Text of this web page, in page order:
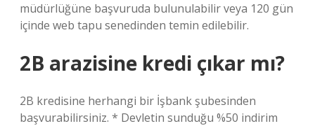
müdürlüğüne başvuruda bulunulabilir veya 120 gün
içinde web tapu senedinden temin edilebilir.
2B arazisine kredi çıkar mı?
2B kredisine herhangi bir İşbank şubesinden
başvurabilirsiniz. * Devletin sunduğu %50 indirim